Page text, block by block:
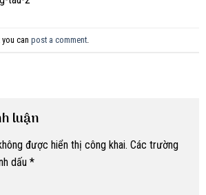
can post a comment
luận
được hiển thị công khai. Các trường
dấu *